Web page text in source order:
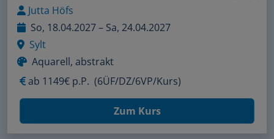
Jutta Höfs
So, 18.04.2027 – Sa, 24.04.2027
Sylt
Aquarell, abstrakt
ab 1149€ p.P. (6ÜF/DZ/6VP/Kurs)
Zum Kurs